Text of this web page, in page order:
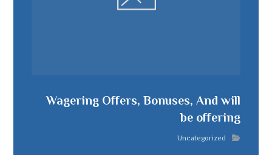
Wagering Offers, Bonuses, And will
be offering
Uncategorized